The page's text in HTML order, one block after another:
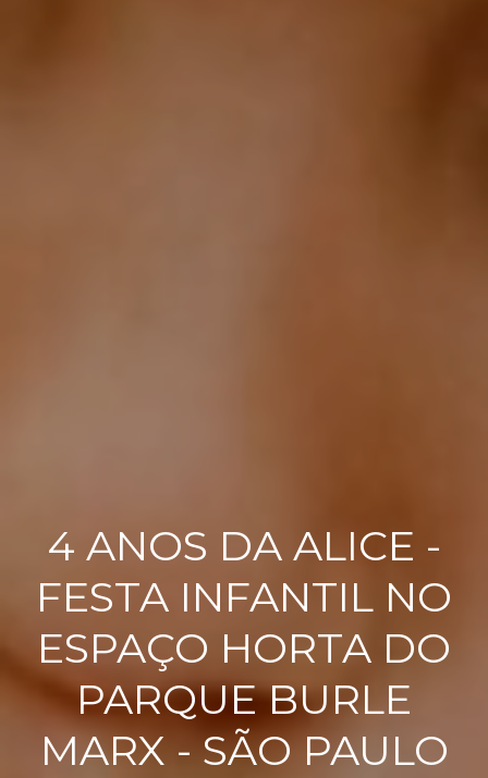
4 ANOS DA ALICE -
FESTA INFANTIL NO
ESPAÇO HORTA DO
PARQUE BURLE
MARX - SÃO PAULO